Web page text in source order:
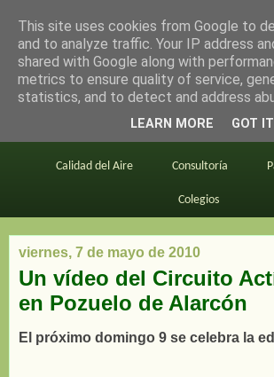
en bici por
Este blog BiciMAD
Calidad del Aire Consultoría
Colegios
viernes, 7 de mayo de 2010
Un vídeo del Circuito
en Pozuelo de Alarcón
El próximo domingo 9 se celebra la
This site uses cookies from Google to
and to analyze traffic. Your IP address
shared with Google along with
metrics to ensure quality of service,
statistics, and to detect and address
LEARN MORE GOT IT